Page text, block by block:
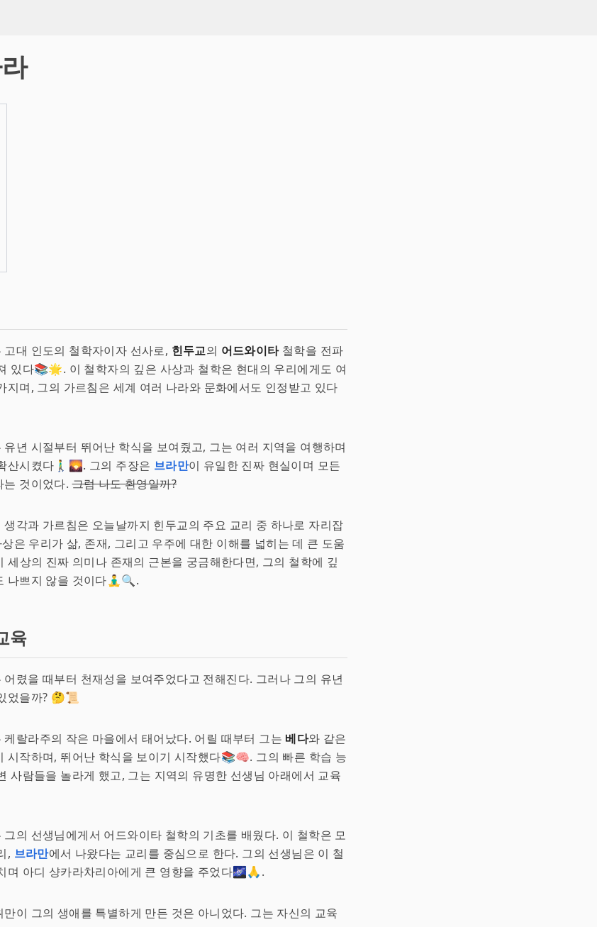
대 인도의 철학자이자 선사로, 힌두교의 어드와이타철학을 전파
있다📚🌟. 이 철학자의 깊은 사상과 철학은 현대의 우리에게도 여
지며, 그의 가르침은 세계 여러 나라와 문화에서도 인정받고 있다
년 시절부터 뛰어난 학식을 보여줬고, 그는 여러 지역을 여행하며
산시켰다🚶‍♂️🌄. 그의 주장은 브라만이 유일한 진짜 현실이며 모든
는 것이었다.그럼 나도 환영일까?
각과 가르침은 오늘날까지 힌두교의 주요 교리 중 하나로 자리잡
은 우리가 삶, 존재, 그리고 우주에 대한 이해를 넓히는 데 큰 도움
상의 진짜 의미나 존재의 근본을 궁금해한다면, 그의 철학에 깊
나쁘지 않을 것이다🧘‍♂️🔍.
육
렸을 때부터 천재성을 보여주었다고 전해진다. 그러나 그의 유년
었을까? 🤔📜
랄라주의 작은 마을에서 태어났다. 어릴 때부터 그는 베다와 같은
시작하며, 뛰어난 학식을 보이기 시작했다📚🧠. 그의 빠른 학습 능
사람들을 놀라게 했고, 그는 지역의 유명한 선생님 아래에서 교육
의 선생님에게서 어드와이타 철학의 기초를 배웠다. 이 철학은 모
, 브라만에서 나왔다는 교리를 중심으로 한다. 그의 선생님은 이 철
며 아디 샹카라차리아에게 큰 영향을 주었다🌌🙏.
이 그의 생애를 특별하게 만든 것은 아니었다. 그는 자신의 교육